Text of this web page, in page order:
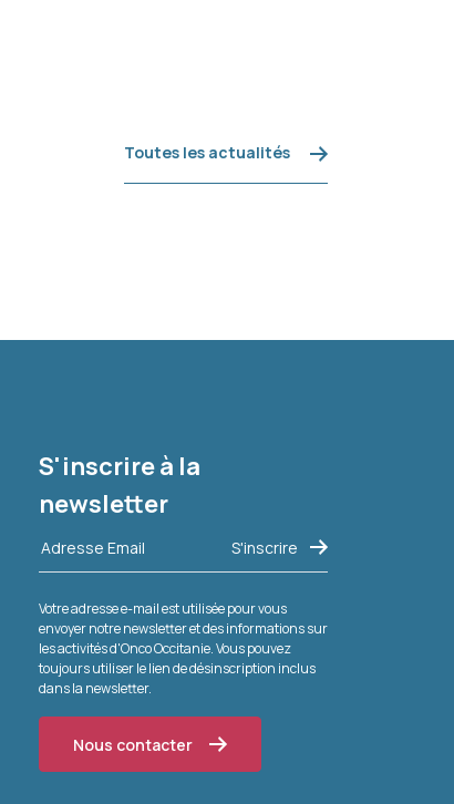
Toutes les actualités
S'inscrire à la
newsletter
Votre adresse e-mail est utilisée pour vous
envoyer notre newsletter et des informations sur
les activités d'Onco Occitanie. Vous pouvez
toujours utiliser le lien de désinscription inclus
dans la newsletter.
Nous contacter